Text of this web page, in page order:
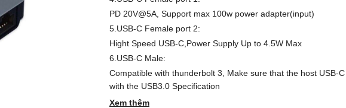
PD 20V@5A, Support max 100w power adapter(input)
5.USB-C Female port 2:
Hight Speed USB-C,Power Supply Up to 4.5W Max
6.USB-C Male:
Compatible with thunderbolt 3, Make sure that the host USB-
with the USB3.0 Specification
Xem thêm